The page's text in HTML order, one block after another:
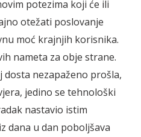
potezima koji će ili
otežati poslovanje
moć krajnjih korisnika.
nameta za obje strane.
dosta nezapaženo prošla,
jedino se tehnološki
nastavio istim
dana u dan poboljšava